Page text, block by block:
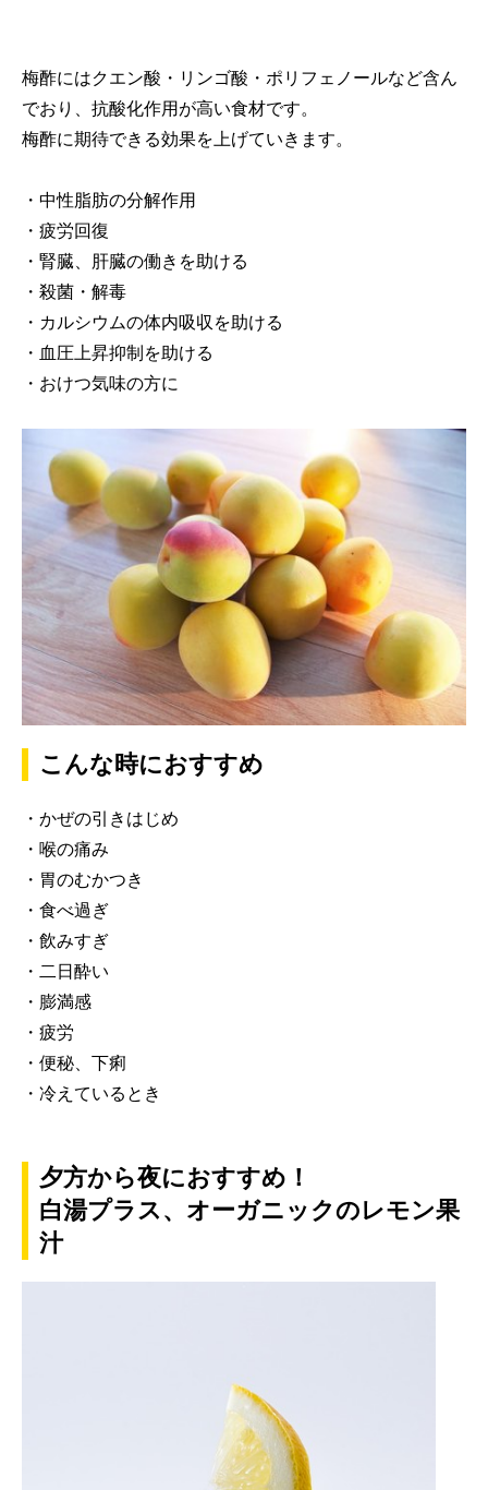
梅酢にはクエン酸・リンゴ酸・ポリフェノールなど含ん
でおり、抗酸化作用が高い食材です。
梅酢に期待できる効果を上げていきます。
・中性脂肪の分解作用
・疲労回復
・腎臓、肝臓の働きを助ける
・殺菌・解毒
・カルシウムの体内吸収を助ける
・血圧上昇抑制を助ける
・おけつ気味の方に
こんな時におすすめ
・かぜの引きはじめ
・喉の痛み
・胃のむかつき
・食べ過ぎ
・飲みすぎ
・二日酔い
・膨満感
・疲労
・便秘、下痢
・冷えているとき
夕方から夜におすすめ！
白湯プラス、オーガニックのレモン果
汁